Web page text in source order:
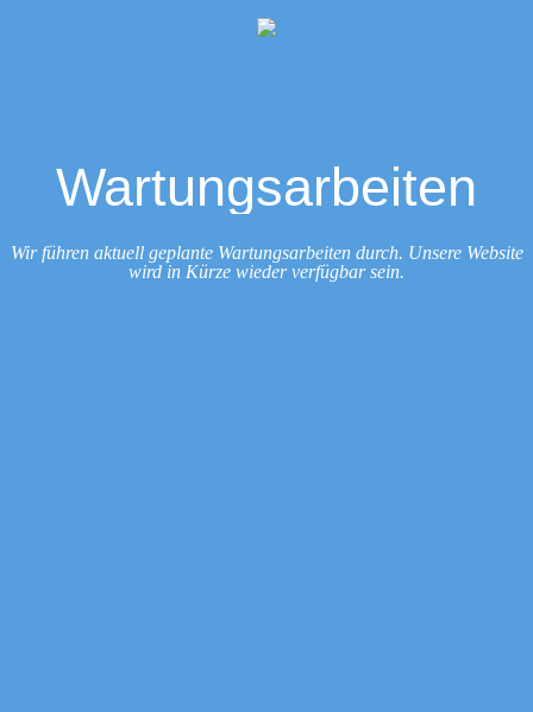
Wartungsarbeiten
Wir führen aktuell geplante Wartungsarbeiten durch. Unsere Website
wird in Kürze wieder verfügbar sein.